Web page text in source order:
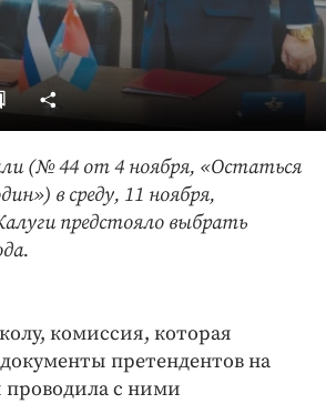
чтиво
года
(№ 44 от 4 ноября, «Остаться
в среду, 11 ноября,
предстояло выбрать
комиссия, которая
претендентов на
с ними